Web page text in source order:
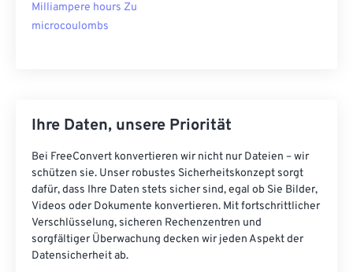
Milliampere hours Zu
microcoulombs
Ihre Daten, unsere Priorität
Bei FreeConvert konvertieren wir nicht nur Dateien – wir
schützen sie. Unser robustes Sicherheitskonzept sorgt
dafür, dass Ihre Daten stets sicher sind, egal ob Sie Bilder,
Videos oder Dokumente konvertieren. Mit fortschrittlicher
Verschlüsselung, sicheren Rechenzentren und
sorgfältiger Überwachung decken wir jeden Aspekt der
Datensicherheit ab.